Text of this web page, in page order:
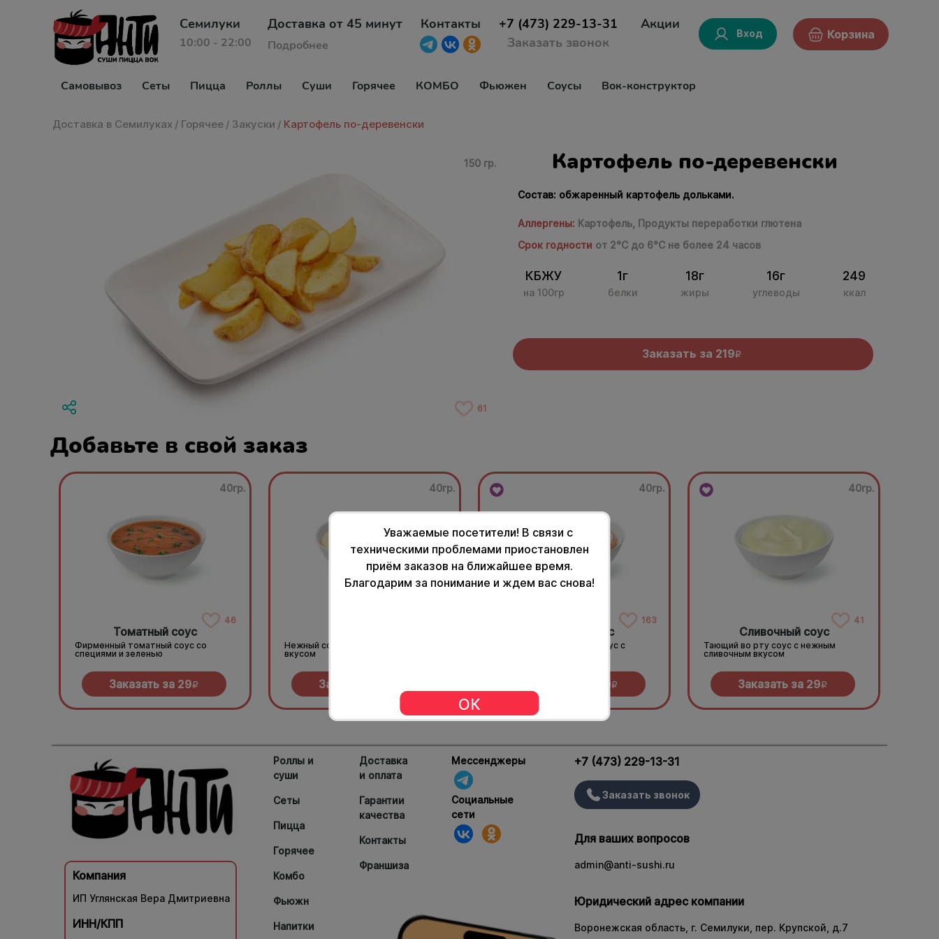
Семилуки
10:00 - 22:00
Доставка от 45 минут
Подробнее
Контакты
+7 (473) 229-13-31
Заказать звонок
Акции
Вход Корзина
Самовывоз Сеты Пицца Роллы Суши Горячее КОМБО Фьюжен Соусы Вок-конструктор
Доставка в Семилуках / Горячее / Закуски / Картофель по-деревенски
150 гр.
61
Картофель по-деревенски
Состав: обжаренный картофель дольками.
Аллергены: Картофель, Продукты переработки глютена
Срок годности от 2°С до 6°С не более 24 часов
КБЖУ
на 100гр
1г
белки
18г
жиры
16г
углеводы
249
ккал
Заказать за 219R
Добавьте в свой заказ
40гр.
46
Томатный соус
Фирменный томатный соус со
специями и зеленью
Заказать за 29R
40гр.
Нежный соус с насыщенным сырным
вкусом
Заказать за
40гр.
163
Хондаши соус
Классический японский соус с
29R
40гр.
41
Сливочный соус
Тающий во рту соус с нежным
сливочным вкусом
Заказать за 29R
Компания
ИП Углянская Вера Дмитриевна
ИНН/КПП
Роллы и
суши
Сеты
Пицца
Горячее
Комбо
Фьюжн
Напитки
Доставка
и оплата
Гарантии
качества
Контакты
Франшиза
Мессенджеры
Социальные
сети
+7 (473) 229-13-31
Заказать звонок
Для ваших вопросов
admin@anti-sushi.ru
Юридический адрес компании
Воронежская область, г. Семилуки, пер. Крупской, д.7
Уважаемые посетители! В связи с
техническими проблемами приостановлен
приём заказов на ближайшее время.
Благодарим за понимание и ждем вас снова!
ОК